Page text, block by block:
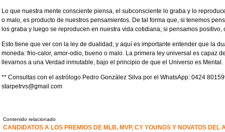
Lo que nuestra mente consciente piensa, el subconsciente lo graba y lo
o malo, es producto de nuestros pensamientos. De tal forma que, si tenemos
los graba y luego se reproducen en nuestra vida cotidiana; si pensamos positivo,
Esto tiene que ver con la ley de dualidad, y aquí es importante entender que la
moneda: frio-calor, amor-odio, bueno o malo. La primera ley universal es capaz
llevarnos a una Verdad inmutable, bajo el principio de que el Universo es Mental.
** Consultas con el astrólogo Pedro González Silva por el WhatsApp: 0424
starpetrvs@gmail.com
Contenido relacionado
CANDIDATOS A LOS PREMIOS DE MLB, MVP, CY YOUNGS Y NOVATOS DEL